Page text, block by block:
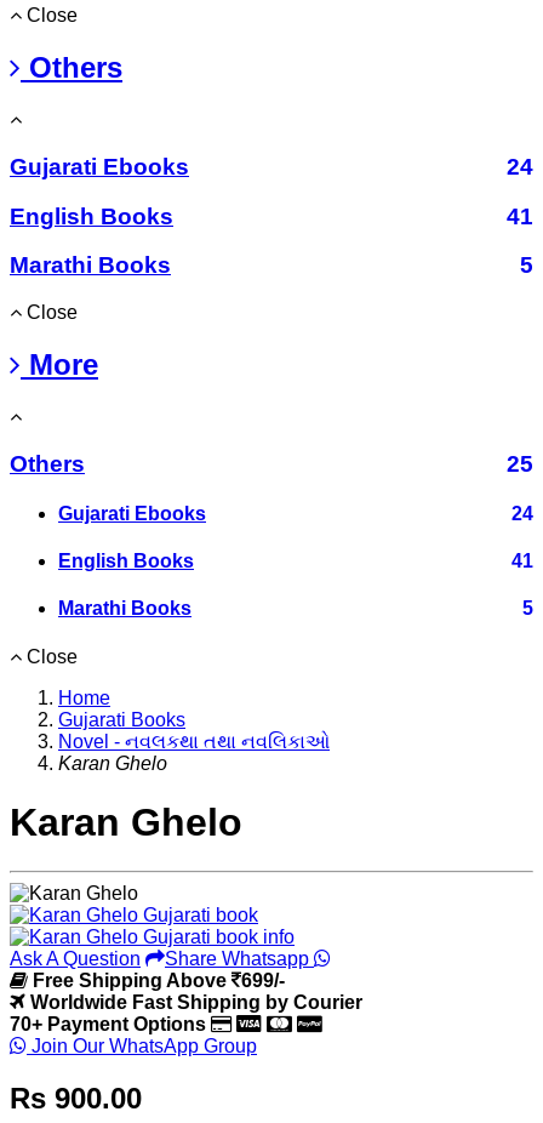
Close
Others
Gujarati Ebooks
24
English Books
41
Marathi Books
5
Close
More
Others 25
Gujarati Ebooks 24
English Books 41
Marathi Books 5
Close
Home
Gujarati Books
Novel - નવલકથા તથા નવલિકાઓ
Karan Ghelo
Karan Ghelo
Ask A Question
Share Whatsapp
Free Shipping Above
699/-
Worldwide Fast Shipping by Courier
70+ Payment Options
Join Our WhatsApp Group
Rs 900.00